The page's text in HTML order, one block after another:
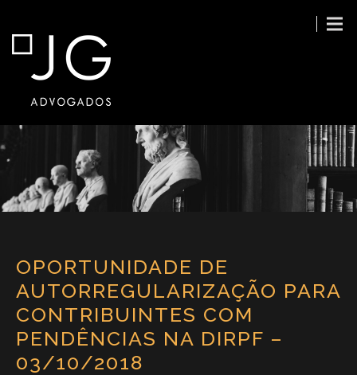
OPORTUNIDADE DE
AUTORREGULARIZAÇÃO PARA
CONTRIBUINTES COM
PENDÊNCIAS NA DIRPF –
03/10/2018